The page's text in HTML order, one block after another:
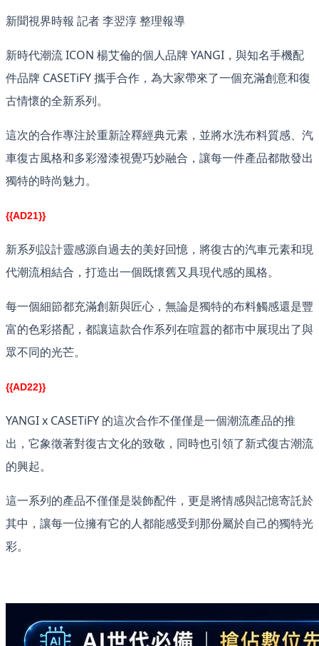
新聞視界時報 記者 李翌淳 整理報導
新時代潮流 ICON 楊艾倫的個人品牌 YANGI，與知名手機配
件品牌 CASETiFY 攜手合作，為大家帶來了一個充滿創意和復
古情懷的全新系列。
這次的合作專注於重新詮釋經典元素，並將水洗布料質感、汽
車復古風格和多彩潑漆視覺巧妙融合，讓每一件產品都散發出
獨特的時尚魅力。
{{AD21}}
新系列設計靈感源自過去的美好回憶，將復古的汽車元素和現
代潮流相結合，打造出一個既懷舊又具現代感的風格。
每一個細節都充滿創新與匠心，無論是獨特的布料觸感還是豐
富的色彩搭配，都讓這款合作系列在喧囂的都市中展現出了與
眾不同的光芒。
{{AD22}}
YANGI x CASETiFY 的這次合作不僅僅是一個潮流產品的推
出，它象徵著對復古文化的致敬，同時也引領了新式復古潮流
的興起。
這一系列的產品不僅僅是裝飾配件，更是將情感與記憶寄託於
其中，讓每一位擁有它的人都能感受到那份屬於自己的獨特光
彩。